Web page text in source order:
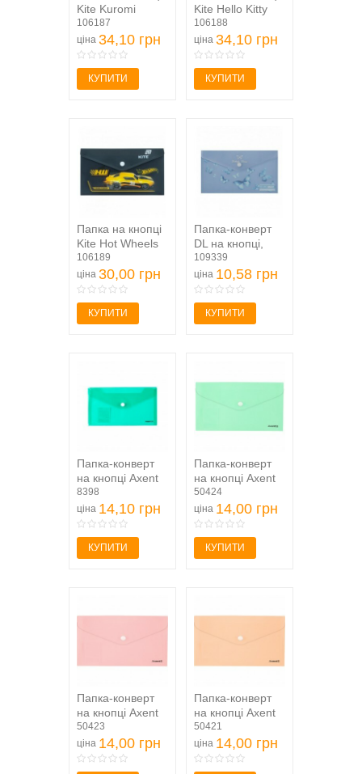
Kite Kuromi
HK25-246-1, DL
106187
ціна 34,10 грн
КУПИТИ
Kite Hello Kitty
HK25-246-2, DL
106188
ціна 34,10 грн
КУПИТИ
Папка на кнопці
Kite Hot Wheels
HW25-246, DL
106189
ціна 30,00 грн
КУПИТИ
Папка-конверт
DL на кнопці,
SKY
ARABESKI,...
109339
ціна 10,58 грн
КУПИТИ
Папка-конверт
на кнопці Axent
1414-20-A, DL,
прозора,...
8398
ціна 14,10 грн
КУПИТИ
Папка-конверт
на кнопці Axent
Pastelini 1414-
09-A,...
50424
ціна 14,00 грн
КУПИТИ
Папка-конверт
на кнопці Axent
Pastelini 1414-
10-A, рожева...
50423
ціна 14,00 грн
Папка-конверт
на кнопці Axent
Pastelini 1414-
42-A,...
50421
ціна 14,00 грн